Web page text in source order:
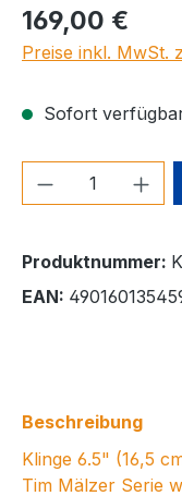
Regulärer Preis:
169,00 €
Preise inkl. MwSt.
Sofort
Produkt
Produktnummer:
EAN:
Beschreibung
Klinge 6.5" (16,5
Tim Mälzer Serie